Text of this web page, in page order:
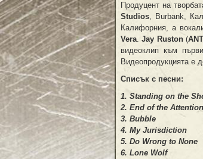
Продуцент на
Studios, Burbank,
Калифорния, а
Vera.Jay Ruston(
видеоклип към
Видеопродукцията е
Списък с песни:
1. Standing on the
2. End of the
3. Bubble
4. My Jurisdiction
5. Do Wrong to None
6. Lone Wolf